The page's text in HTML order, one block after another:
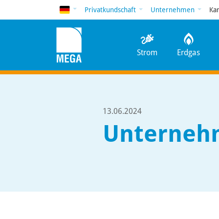
DeutschPrivatkundschaft Unternehmen
Strom Erdgas
13.06.2024